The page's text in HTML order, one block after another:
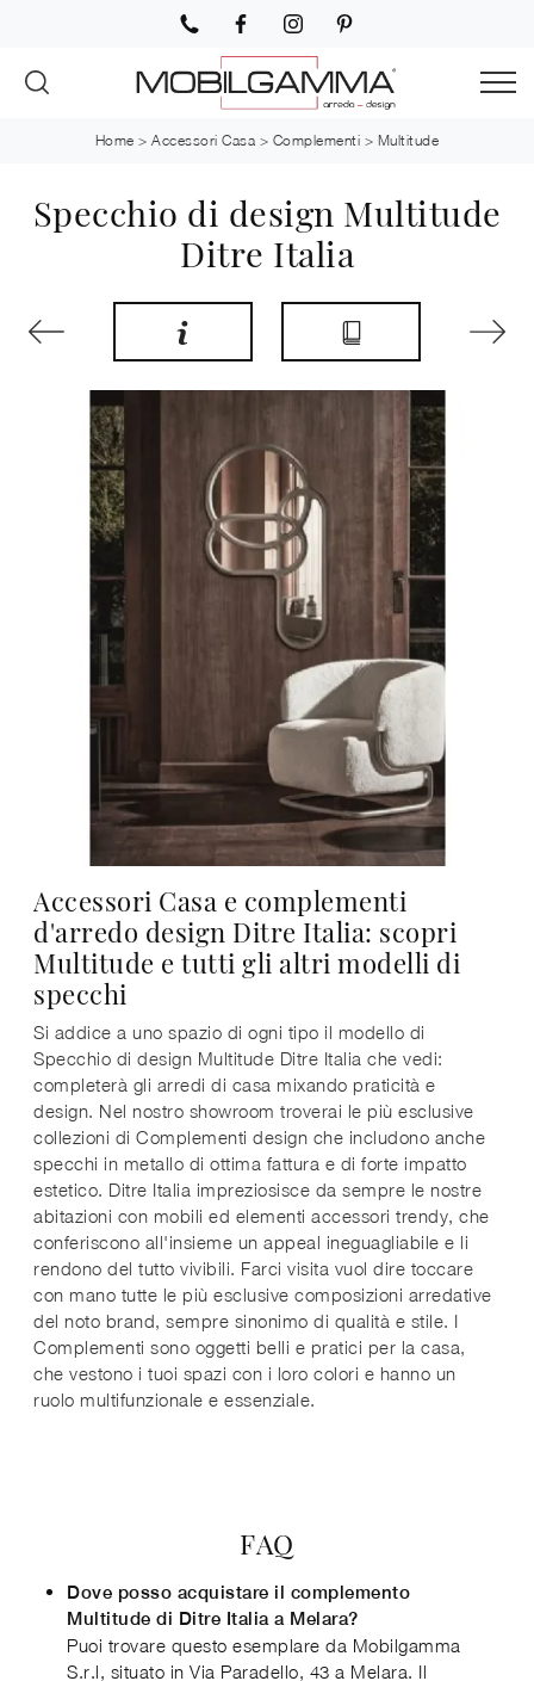
Home >Accessori Casa > Complementi > Multitude
Specchio di design Multitude
Ditre Italia
Accessori Casa e complementi
d'arredo design Ditre Italia: scopri
Multitude e tutti gli altri modelli di
specchi
Si addice a uno spazio di ogni tipo il modello di
Specchio di design Multitude Ditre Italia che vedi:
completerà gli arredi di casa mixando praticità e
design. Nel nostro showroom troverai le più esclusive
collezioni di Complementi design che includono anche
specchi in metallo di ottima fattura e di forte impatto
estetico. Ditre Italia impreziosisce da sempre le nostre
abitazioni con mobili ed elementi accessori trendy, che
conferiscono all'insieme un appeal ineguagliabile e li
rendono del tutto vivibili. Farci visita vuol dire toccare
con mano tutte le più esclusive composizioni arredative
del noto brand, sempre sinonimo di qualità e stile. I
Complementi sono oggetti belli e pratici per la casa,
che vestono i tuoi spazi con i loro colori e hanno un
ruolo multifunzionale e essenziale.
FAQ
Dove posso acquistare il complemento
Multitude di Ditre Italia a Melara?
Puoi trovare questo esemplare da Mobilgamma
S.r.l, situato in Via Paradello, 43 a Melara. Il